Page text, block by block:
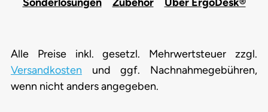
Alle Preise inkl. gesetzl. Mehrwertsteuer zzgl.
Versandkosten und ggf. Nachnahmegebühren,
wenn nicht anders angegeben.